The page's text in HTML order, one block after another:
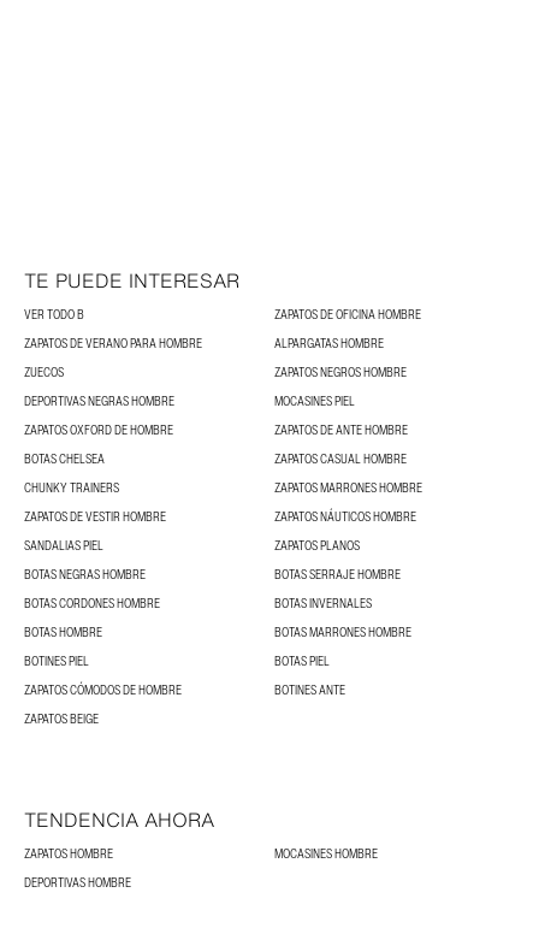
TE PUEDE INTERESAR
VER TODO B
ZAPATOS DE OFICINA HOMBRE
ZAPATOS DE VERANO PARA HOMBRE
ALPARGATAS HOMBRE
ZUECOS
ZAPATOS NEGROS HOMBRE
DEPORTIVAS NEGRAS HOMBRE
MOCASINES PIEL
ZAPATOS OXFORD DE HOMBRE
ZAPATOS DE ANTE HOMBRE
BOTAS CHELSEA
ZAPATOS CASUAL HOMBRE
CHUNKY TRAINERS
ZAPATOS MARRONES HOMBRE
ZAPATOS DE VESTIR HOMBRE
ZAPATOS NÁUTICOS HOMBRE
SANDALIAS PIEL
ZAPATOS PLANOS
BOTAS NEGRAS HOMBRE
BOTAS SERRAJE HOMBRE
BOTAS CORDONES HOMBRE
BOTAS INVERNALES
BOTAS HOMBRE
BOTAS MARRONES HOMBRE
BOTINES PIEL
BOTAS PIEL
ZAPATOS CÓMODOS DE HOMBRE
BOTINES ANTE
ZAPATOS BEIGE
TENDENCIA AHORA
ZAPATOS HOMBRE
MOCASINES HOMBRE
DEPORTIVAS HOMBRE